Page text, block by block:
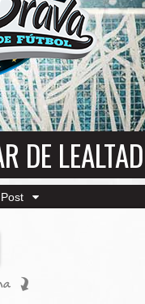
DE LEALTAD
Post